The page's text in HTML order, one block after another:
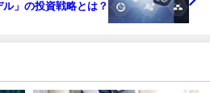
ル」の投資戦略とは？